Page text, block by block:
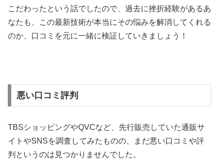
こだわったという話でしたので、過去に挫折経験があるあ
なたも、この最新技術が本当にその悩みを解消してくれる
のか、口コミを元に一緒に検証していきましょう！
悪い口コミ評判
TBSショッピングやQVCなど、先行販売していた通販サ
イトやSNSを調査してみたものの、まだ悪い口コミや評
判というのは見つかりませんでした。